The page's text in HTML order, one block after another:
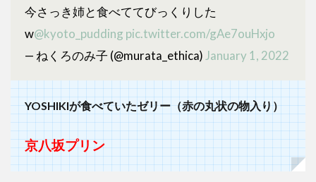
今さっき姉と食べててびっくりした
w@kyoto_pudding pic.twitter.com/gAe7ouHxjo
— ねくろのみ子 (@murata_ethica) January 1, 2022
YOSHIKIが食べていたゼリー（赤の丸状の物入り）
京八坂プリン